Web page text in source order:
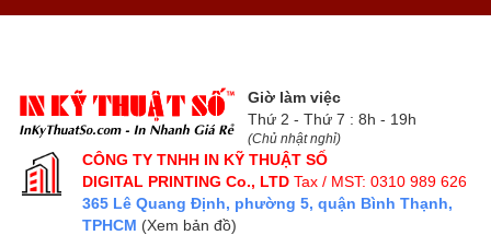
Giờ làm việc
Thứ 2 - Thứ 7 : 8h - 19h
(Chủ nhật nghỉ)
CÔNG TY TNHH IN KỸ THUẬT SỐ
DIGITAL PRINTING Co., LTD Tax / MST: 0310 989 626
365 Lê Quang Định, phường 5, quận Bình Thạnh,
TPHCM (Xem bản đồ)